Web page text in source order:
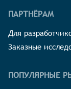
ПАРТНЁРАМ
Для
Заказные
ПОПУЛЯРНЫЕ